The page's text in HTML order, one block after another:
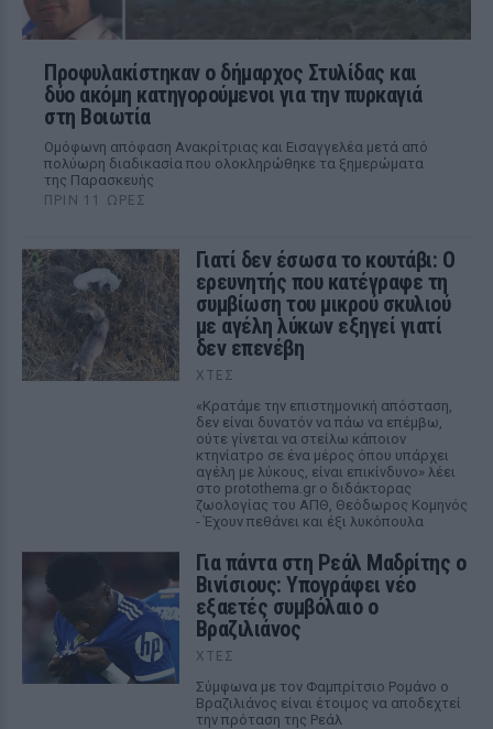
Προφυλακίστηκαν ο δήμαρχος Στυλίδας και
δύο ακόμη κατηγορούμενοι για την πυρκαγιά
στη Βοιωτία
Ομόφωνη απόφαση Ανακρίτριας και Εισαγγελέα μετά από
πολύωρη διαδικασία που ολοκληρώθηκε τα ξημερώματα
της Παρασκευής
ΠΡΙΝ 11 ΏΡΕΣ
Γιατί δεν έσωσα το κουτάβι: Ο
ερευνητής που κατέγραφε τη
συμβίωση του μικρού σκυλιού
με αγέλη λύκων εξηγεί γιατί
δεν επενέβη
ΧΤΕΣ
«Κρατάμε την επιστημονική απόσταση,
δεν είναι δυνατόν να πάω να επέμβω,
ούτε γίνεται να στείλω κάποιον
κτηνίατρο σε ένα μέρος όπου υπάρχει
αγέλη με λύκους, είναι επικίνδυνο» λέει
στο protothema.gr ο διδάκτορας
ζωολογίας του ΑΠΘ, Θεόδωρος Κομηνός
- Έχουν πεθάνει και έξι λυκόπουλα
Για πάντα στη Ρεάλ Μαδρίτης ο
Βινίσιους: Υπογράφει νέο
εξαετές συμβόλαιο ο
Βραζιλιάνος
ΧΤΕΣ
Σύμφωνα με τον Φαμπρίτσιο Ρομάνο ο
Βραζιλιάνος είναι έτοιμος να αποδεχτεί
την πρόταση της Ρεάλ